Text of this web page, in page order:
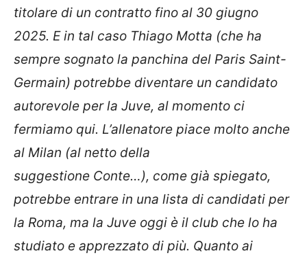
titolare di un contratto fino al 30 giugno
2025. E in tal caso Thiago Motta (che ha
sempre sognato la panchina del Paris Saint-
Germain) potrebbe diventare un candidato
autorevole per la Juve, al momento ci
fermiamo qui. L’allenatore piace molto anche
al Milan (al netto della
suggestione Conte…), come già spiegato,
potrebbe entrare in una lista di candidati per
la Roma, ma la Juve oggi è il club che lo ha
studiato e apprezzato di più. Quanto ai